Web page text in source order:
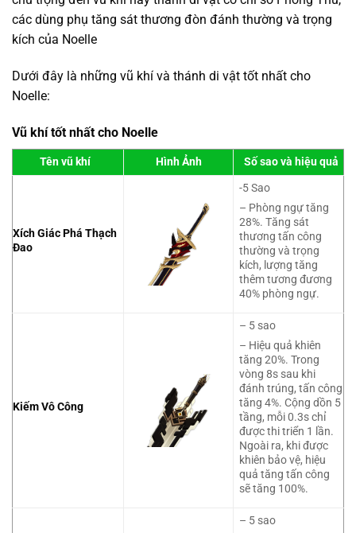
các dùng phụ tăng sát thương đòn đánh thường và trọng
kích của Noelle
Dưới đây là những vũ khí và thánh di vật tốt nhất cho
Noelle:
Vũ khí tốt nhất cho Noelle
Tên vũ khí Hình Ảnh Số sao và hiệu quả
Xích Giác Phá Thạch
Đao
-5 Sao
– Phòng ngự tăng
28%. Tăng sát
thương tấn công
thường và trọng
kích, lượng tăng
thêm tương đương
40% phòng ngự.
Kiếm Vô Công
– 5 sao
– Hiệu quả khiên
tăng 20%. Trong
vòng 8s sau khi
đánh trúng, tấn công
tăng 4%. Cộng dồn 5
tầng, mỗi 0.3s chỉ
được thi triển 1 lần.
Ngoài ra, khi được
khiên bảo vệ, hiệu
quả tăng tấn công
sẽ tăng 100%.
– 5 sao